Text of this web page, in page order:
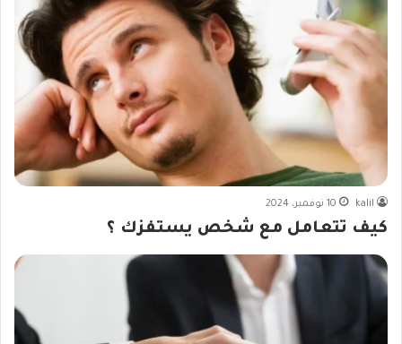
kalil 10 نوفمبر، 2024
كيف تتعامل مع شخص يستفزك ؟